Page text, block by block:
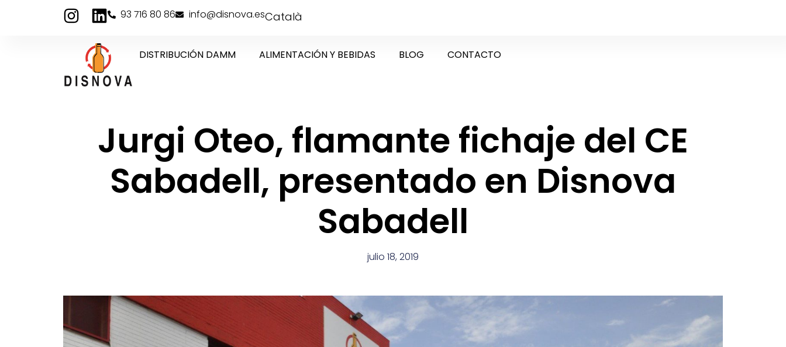
93 716 80 86 info@disnova.esCatalà
DISTRIBUCIÓN DAMM ALIMENTACIÓN Y BEBIDAS BLOG CONTACTO
Jurgi Oteo, flamante fichaje del CE
Sabadell, presentado en Disnova
Sabadell
julio 18, 2019